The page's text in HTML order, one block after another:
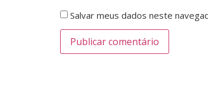
Salvar meus dados neste